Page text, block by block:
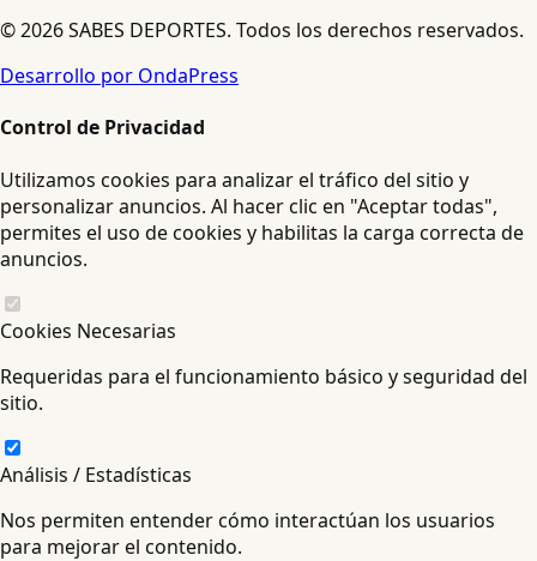
© 2026 SABES DEPORTES. Todos los derechos reservados.
Desarrollo por OndaPress
Control de Privacidad
Utilizamos cookies para analizar el tráfico del sitio y
personalizar anuncios. Al hacer clic en "Aceptar todas",
permites el uso de cookies y habilitas la carga correcta de
anuncios.
Cookies Necesarias
Requeridas para el funcionamiento básico y seguridad del
sitio.
Análisis / Estadísticas
Nos permiten entender cómo interactúan los usuarios
para mejorar el contenido.